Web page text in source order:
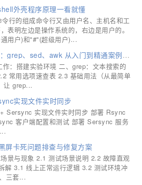
外壳程序原理一看就懂
行的组成命令行又由用户名、主机名和工
表明左边是操作系统的，右边是用户的。
用户)和"#"(超级用户)...
Linux 文本处理三剑客：grep、sed、awk 从入门到精通案例详解
：搭建实验环境 二、grep：文本搜索的
常用选项速查表 2.3 基础用法（从最简单
让 grep...
实现文件实时同步
Sersync 实现文件实时同步 部署 Rsync
客户端配置和测试 部署 Sersync 服务
屏卡死问题排查与修复方案
景与现象 2.1 测试场景说明 2.2 故障直观
解 3.1 线上正常运行逻辑 3.2 测试环境冲
三套...